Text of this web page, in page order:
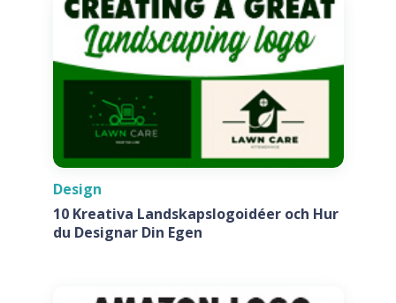
Design
10 Kreativa Landskapslogoidéer och Hur
du Designar Din Egen